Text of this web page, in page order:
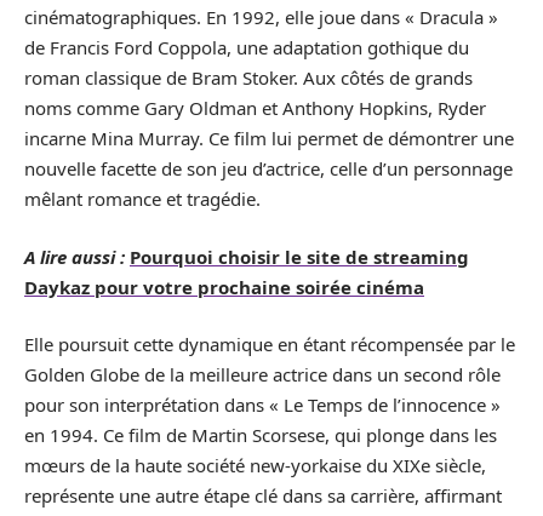
cinématographiques. En 1992, elle joue dans « Dracula »
de Francis Ford Coppola, une adaptation gothique du
roman classique de Bram Stoker. Aux côtés de grands
noms comme Gary Oldman et Anthony Hopkins, Ryder
incarne Mina Murray. Ce film lui permet de démontrer une
nouvelle facette de son jeu d’actrice, celle d’un personnage
mêlant romance et tragédie.
A lire aussi : Pourquoi choisir le site de streaming
Daykaz pour votre prochaine soirée cinéma
Elle poursuit cette dynamique en étant récompensée par le
Golden Globe de la meilleure actrice dans un second rôle
pour son interprétation dans « Le Temps de l’innocence »
en 1994. Ce film de Martin Scorsese, qui plonge dans les
mœurs de la haute société new-yorkaise du XIXe siècle,
représente une autre étape clé dans sa carrière, affirmant